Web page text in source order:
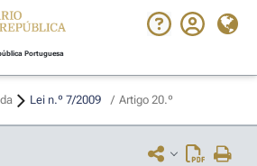
Portuguesa
Lei n.º 7/2009 / Artigo 20.º